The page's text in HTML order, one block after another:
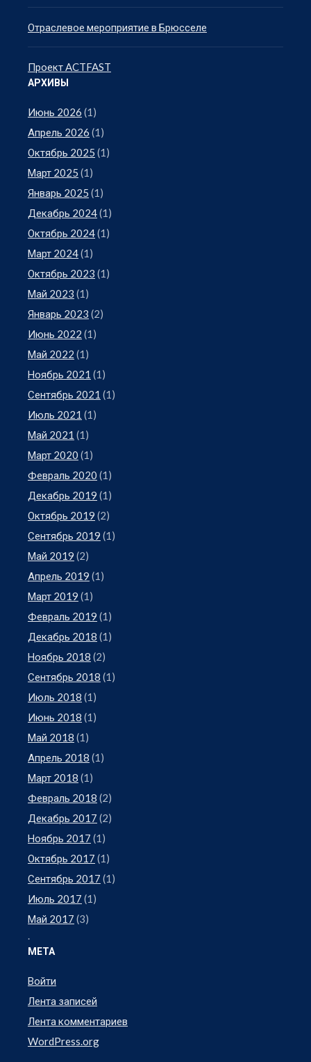
Отраслевое мероприятие в Брюсселе
Проект ACTFAST
АРХИВЫ
Июнь 2026 (1)
Апрель 2026 (1)
Октябрь 2025 (1)
Март 2025 (1)
Январь 2025 (1)
Декабрь 2024(1)
Октябрь 2024(1)
Март 2024(1)
Октябрь 2023 (1)
Май 2023 (1)
Январь 2023 (2)
Июнь 2022 (1)
Май 2022 (1)
Ноябрь 2021 (1)
Сентябрь 2021 (1)
Июль 2021 (1)
Май 2021 (1)
Март 2020 (1)
Февраль 2020 (1)
Декабрь 2019 (1)
Октябрь 2019 (2)
Сентябрь 2019 (1)
Май 2019 (2)
Апрель 2019 (1)
Март 2019 (1)
Февраль 2019 (1)
Декабрь 2018 (1)
Ноябрь 2018 (2)
Сентябрь 2018 (1)
Июль 2018 (1)
Июнь 2018 (1)
Май 2018 (1)
Апрель 2018 (1)
Март 2018 (1)
Февраль 2018 (2)
Декабрь 2017 (2)
Ноябрь 2017 (1)
Октябрь 2017 (1)
Сентябрь 2017 (1)
Июль 2017 (1)
Май 2017 (3)
.
МЕТА
Войти
Лента записей
Лента комментариев
WordPress.org